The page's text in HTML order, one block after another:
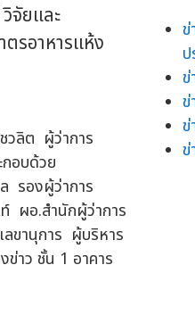
จัยและ
รอาหารแห้ง
วลิต ผู้ว่าการ
อบด้วย
รองผู้ว่าการ
ผอ.สำนักผู้ว่าการ
ขานุการ ผู้บริหาร
าว ชั้น 1 อาคาร
ข่